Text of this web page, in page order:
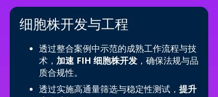
细胞株开发与工程
透过整合案例中示范的成熟工作流程与技
术， 加速 FIH 细胞株开发 ，确保法规与品
质合规性。
透过实施高通量筛选与稳定性测试， 提升